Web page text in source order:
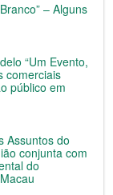
– Alguns
“Um Evento,
comerciais
público em
Assuntos do
conjunta com
do